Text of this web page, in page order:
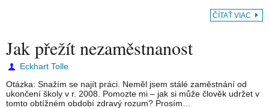
ČÍTAŤ VIAC
Jak přežít nezaměstnanost
Eckhart Tolle
Otázka: Snažím se najít práci. Neměl jsem stálé zaměstnání od
ukončení školy v r. 2008. Pomozte mi – jak si může člověk udržet v
tomto obtížném období zdravý rozum? Prosím…